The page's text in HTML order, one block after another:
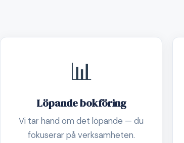
📊
Löpande bokföring
Vi tar hand om det löpande — du
fokuserar på verksamheten.